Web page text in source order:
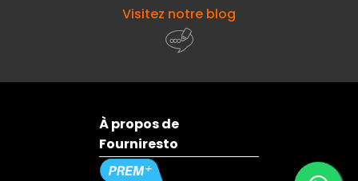
Visitez notre blog
À propos de
Fourniresto